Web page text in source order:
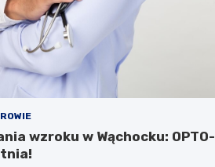
wzroku w Wąchocku: OPTO-